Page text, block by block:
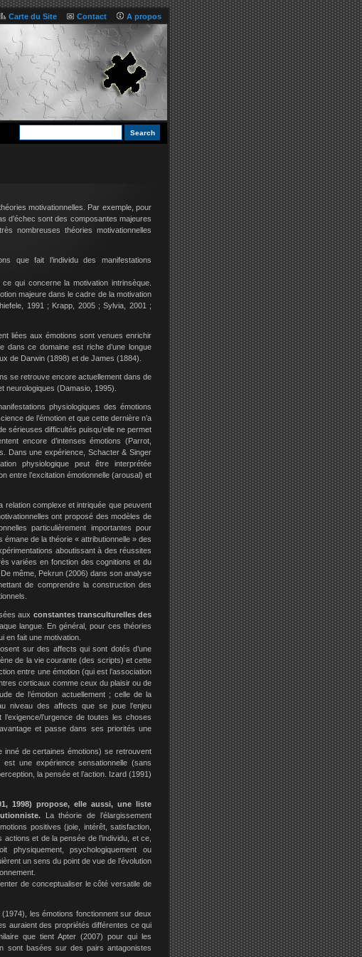
Carte du Site Contact A propos
motivationnelles. Par exemple, pour
d’échec sont des composantes majeures
nombreuses théories motivationnelles
que fait l’individu des manifestations
qui concerne la motivation intrinsèque.
majeure dans le cadre de la motivation
1991 ; Krapp, 2005 ; Sylvia, 2001 ;
liées aux émotions sont venues enrichir
ce domaine est riche d’une longue
de Darwin (1898) et de James (1884).
se retrouve encore actuellement dans de
neurologiques (Damasio, 1995).
physiologiques des émotions
de l’émotion et que cette dernière n’a
sérieuses difficultés puisqu’elle ne permet
encore d’intenses émotions (Parrot,
Dans une expérience, Schacter & Singer
physiologique peut être interprétée
entre l’excitation émotionnelle (arousal) et
relation complexe et intriquée que peuvent
ont proposé des modèles de
particulièrement importantes pour
de la théorie « attributionnelle » des
aboutissant à des réussites
variées en fonction des cognitions et du
même, Pekrun (2006) dans son analyse
de comprendre la construction des
aux constantes transculturelles des
langue. En général, pour ces théories
en fait une motivation.
sur des affects qui sont dotés d’une
de la vie courante (des scripts) et cette
entre une émotion (qui est l’association
corticaux comme ceux du plaisir ou de
de l’émotion actuellement ; celle de la
niveau des affects que se joue l’enjeu
l’urgence de toutes les choses
et passe dans ses priorités une
inné de certaines émotions) se retrouvent
est une expérience sensationnelle (sans
la pensée et l’action. Izard (1991)
1998) propose, elle aussi, une liste
La théorie de l’élargissement
positives (joie, intérêt, satisfaction,
et de la pensée de l’individu, et ce,
psychologiquement ou
un sens du point de vue de l’évolution
de conceptualiser le côté versatile de
les émotions fonctionnent sur deux
auraient des propriétés différentes ce qui
que tient Apter (2007) pour qui les
sont basées sur des pairs antagonistes